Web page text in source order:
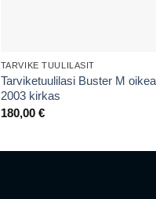
TARVIKE TUULILASIT
Tarviketuulilasi Buster M
2003 kirkas
180,00 €